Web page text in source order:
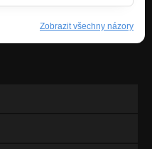
Zobrazit všechny názory